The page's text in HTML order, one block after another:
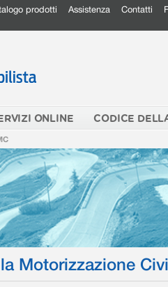
prodotti Assistenza Contatti
ONLINE CODICE
Motorizzazione